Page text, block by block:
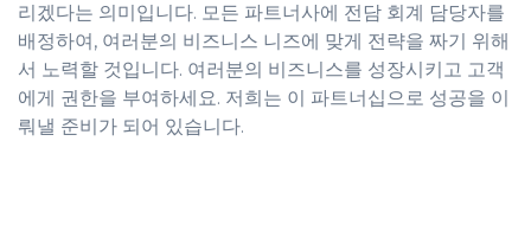
리겠다는 의미입니다. 모든 파트너사에 전담 회계 담당자를
배정하여, 여러분의 비즈니스 니즈에 맞게 전략을 짜기 위해
서 노력할 것입니다. 여러분의 비즈니스를 성장시키고 고객
에게 권한을 부여하세요. 저희는 이 파트너십으로 성공을 이
뤄낼 준비가 되어 있습니다.